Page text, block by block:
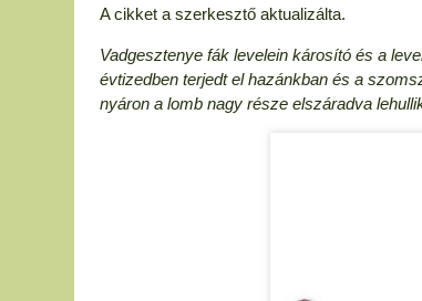
A cikket a szerkesztő aktualizálta.
Vadgesztenye fák levelein károsító és a
évtizedben terjedt el hazánkban és a
nyáron a lomb nagy része elszáradva